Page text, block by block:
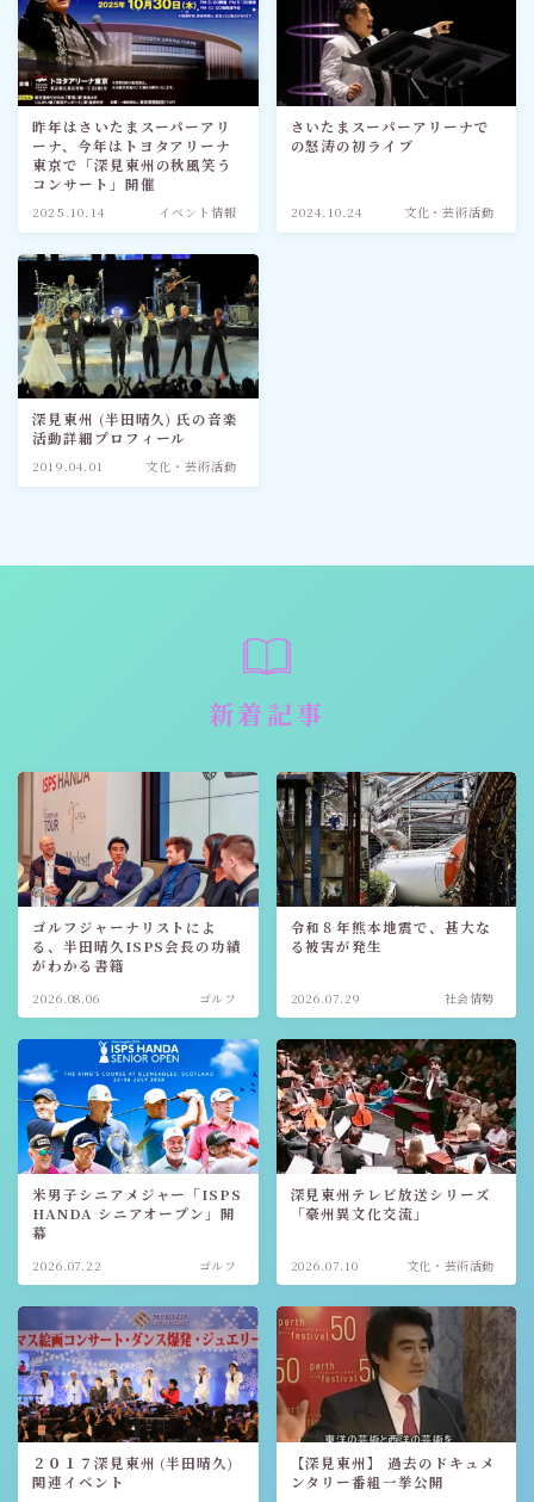
昨年はさいたまスーパーアリ
ーナ、今年はトヨタアリーナ
東京で「深見東州の秋風笑う
コンサート」開催
2025.10.14 イベント情報
さいたまスーパーアリーナで
の怒涛の初ライブ
2024.10.24 文化・芸術活動
深見東州 (半田晴久) 氏の音楽
活動詳細プロフィール
2019.04.01 文化・芸術活動
新着記事
ゴルフジャーナリストによ
る、半田晴久ISPS会長の功績
がわかる書籍
2026.08.06 ゴルフ
令和８年熊本地震で、甚大な
る被害が発生
2026.07.29 社会情勢
米男子シニアメジャー「ISPS
HANDA シニアオープン」開
幕
2026.07.22 ゴルフ
深見東州テレビ放送シリーズ
「豪州異文化交流」
2026.07.10 文化・芸術活動
２０１７深見東州 (半田晴久)
関連イベント
【深見東州】 過去のドキュメ
ンタリー番組一挙公開